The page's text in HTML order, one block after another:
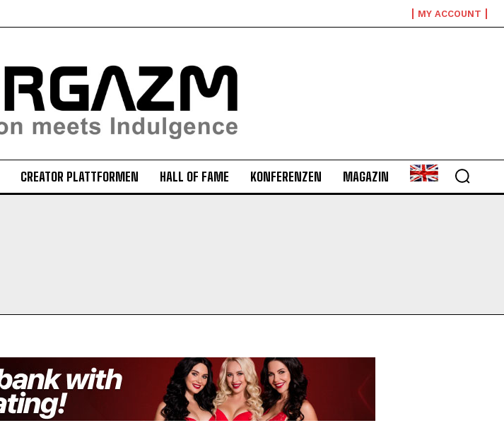
MY ACCOUNT
CREATOR PLATTFORMEN HALL OF FAME KONFERENZEN MAGAZIN